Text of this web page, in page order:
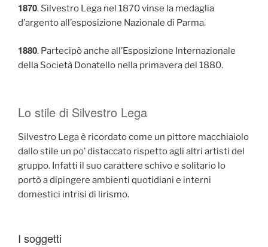
1870. Silvestro Lega nel 1870 vinse la medaglia
d’argento all’esposizione Nazionale di Parma.
1880. Partecipò anche all’Esposizione Internazionale
della Società Donatello nella primavera del 1880.
Lo stile di Silvestro Lega
Silvestro Lega è ricordato come un pittore macchiaiolo
dallo stile un po’ distaccato rispetto agli altri artisti del
gruppo. Infatti il suo carattere schivo e solitario lo
portò a dipingere ambienti quotidiani e interni
domestici intrisi di lirismo.
I soggetti